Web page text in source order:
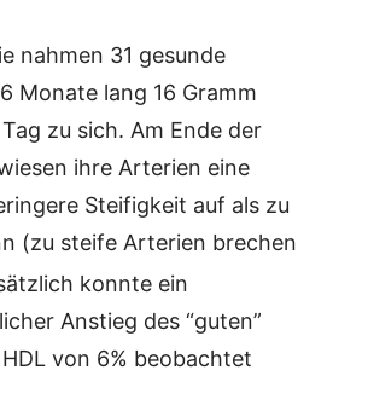
nahmen 31 gesunde
Monate lang 16 Gramm
zu sich. Am Ende der
ihre Arterien eine
Steifigkeit auf als zu
(zu steife Arterien brechen
konnte ein
Anstieg des “guten”
von 6% beobachtet